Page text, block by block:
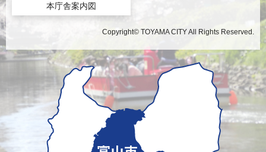
本庁舎案内図
Copyright© TOYAMA CITY All Rights Reserved.